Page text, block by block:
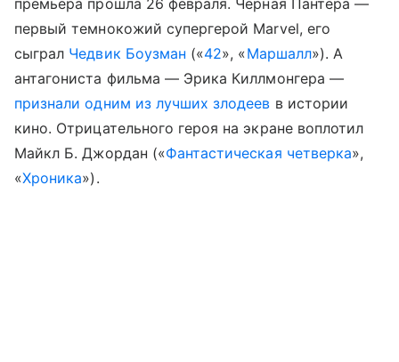
первый темнокожий супергерой Marvel, его
сыграл Чедвик Боузман («42», «Маршалл»). А
антагониста фильма — Эрика Киллмонгера —
признали одним из лучших злодеев в истории
кино. Отрицательного героя на экране воплотил
Майкл Б. Джордан («Фантастическая четверка»,
«Хроника»).